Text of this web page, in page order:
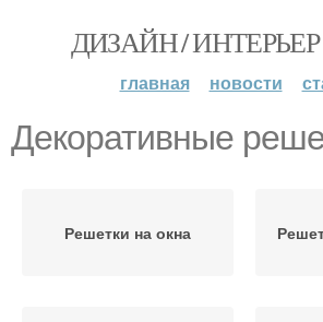
ДИЗАЙН /
главная новости
Декоративные
Решетки на окна